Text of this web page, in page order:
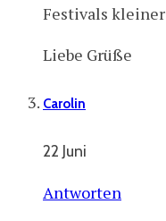
Festivals
Liebe Grüße
Carolin
22 Juni
Antworten